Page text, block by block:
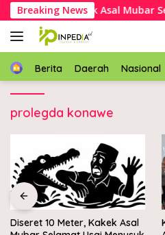
Langsung
ke
konten
Breaking News
10 Meter, Kakek Asal Mubar
HomeBerita Daerah Nasional
prolegda konawe
Diseret 10 Meter, Kakek Asal